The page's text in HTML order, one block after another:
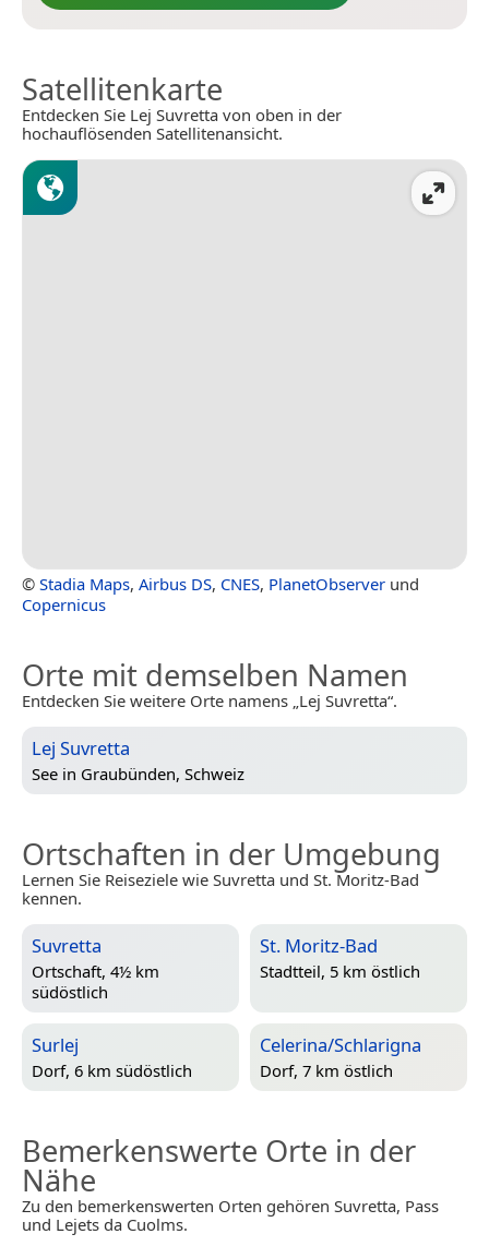
Satellitenkarte
Entdecken Sie Lej Suvretta von oben in der
hochauflösenden Satellitenansicht.
© Stadia Maps, Airbus DS, CNES, PlanetObserver und
Copernicus
Orte mit demselben Namen
Entdecken Sie weitere Orte namens „Lej Suvretta“.
Lej Suvretta
See in Graubünden, Schweiz
Ortschaften in der Umgebung
Lernen Sie Reiseziele wie Suvretta und St. Moritz-Bad
kennen.
Suvretta
Ortschaft, 4½ km
südöstlich
St. Moritz-Bad
Stadtteil, 5 km östlich
Surlej
Dorf, 6 km südöstlich
Celerina/Schlarigna
Dorf, 7 km östlich
Bemerkenswerte Orte in der
Nähe
Zu den bemerkenswerten Orten gehören Suvretta, Pass
und Lejets da Cuolms.